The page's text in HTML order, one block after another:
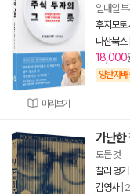
미리보기
일대일
후지모토
다산북스|
18,000
양탄자배
가난한
모든 것
찰리 멍거
김영사|